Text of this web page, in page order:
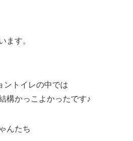
ます。
ントイレの中では
構かっこよかったです♪
んたち